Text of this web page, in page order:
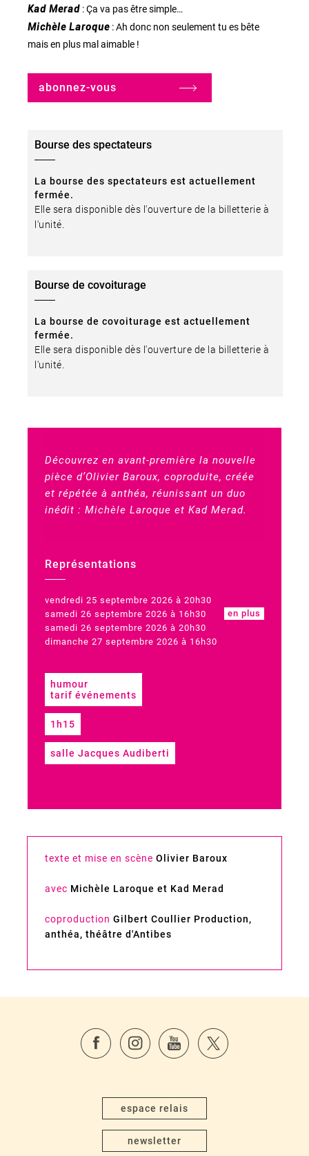
Découvrez en avant-première la nouvelle
pièce d’Olivier Baroux, coproduite, créée
et répétée à anthéa, réunissant un duo
inédit : Michèle Laroque et Kad Merad.
Représentations
vendredi 25 septembre 2026 à 20h30
samedi 26 septembre 2026 à 16h30
en plus
samedi 26 septembre 2026 à 20h30
dimanche 27 septembre 2026 à 16h30
humour
tarif événements
1h15
salle Jacques Audiberti
texte et mise en scène Olivier Baroux
avec Michèle Laroque et Kad Merad
coproduction Gilbert Coullier Production,
anthéa, théâtre d'Antibes
Kad Merad : Ça va pas être simple…
Michèle Laroque : Ah donc non seulement tu es bête
mais en plus mal aimable !
abonnez-vous
Bourse des spectateurs
La bourse des spectateurs est actuellement
fermée.
Elle sera disponible dès l'ouverture de la billetterie à
l'unité.
Bourse de covoiturage
La bourse de covoiturage est actuellement
fermée.
Elle sera disponible dès l'ouverture de la billetterie à
l'unité.
espace relais
newsletter